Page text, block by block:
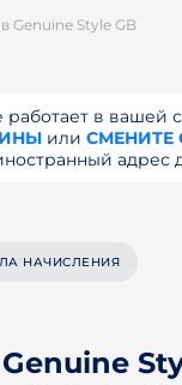
Genuine Style GB
работает в вашей
или СМЕНИТЕ
адрес
НАЧИСЛЕНИЯ